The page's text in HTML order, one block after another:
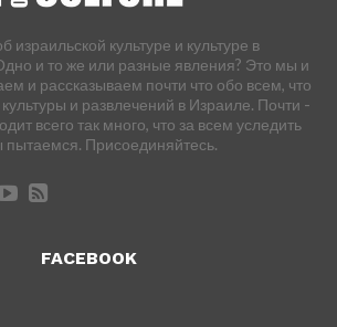
израильской культуре и культуре в
и то же или разные явления? Это мы и
и рассказываем почти что обо всем, что
и развлечений в Израиле. Почти -
всего так много, что за всем уследить
Присоединяйтесь.
FACEBOOK